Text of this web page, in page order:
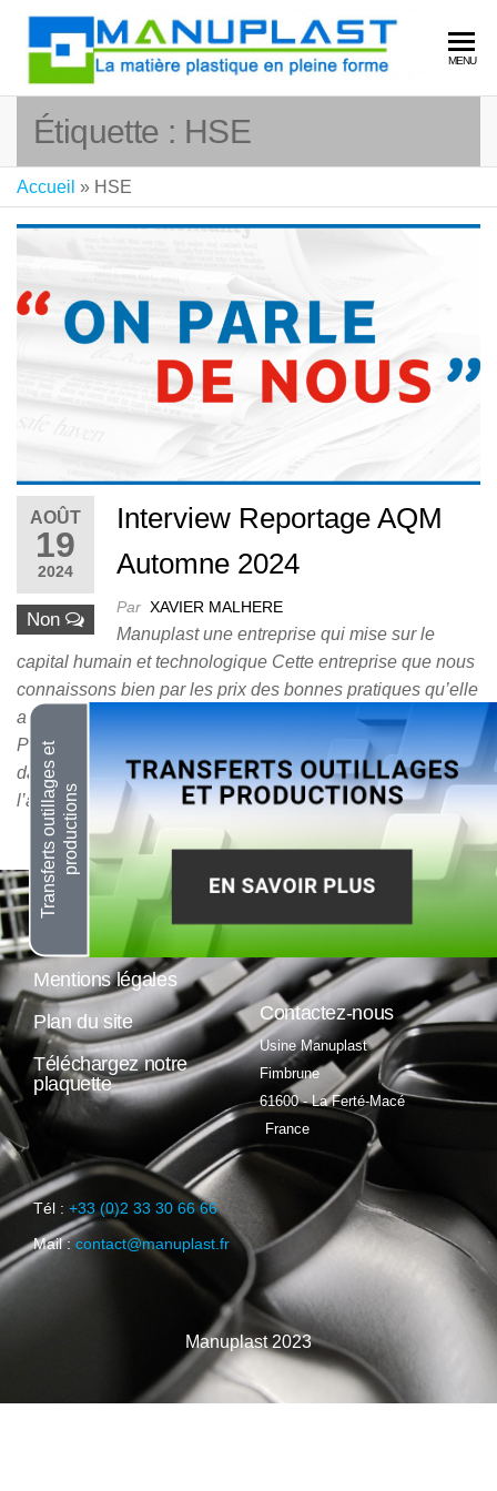
La
MENU
Étiquette : HSE
Accueil » HSE
AOÛT
19
2024
Non
Interview Reportage AQM
Automne 2024
Par XAVIER MALHERE
Manuplast une entreprise qui mise sur le
capital humain et technologique Cette entreprise que nous
connaissons bien par les prix des bonnes pratiques qu’elle
a remporté ces 2 dernières années (Prix Normandie et
Prix France 2023) Elle excelle aussi par ses initiatives
dans différents domaines tel que la sécurité ou
l’amélioration de sa performance. MANUPLAST…
Mentions légales
Plan du site
Téléchargez notre
plaquette
Contactez-nous
Usine Manuplast
Fimbrune
61600 - La Ferté-Macé
France
Tél : +33 (0)2 33 30 66 66
Mail :contact@manuplast.fr
Manuplast 2023